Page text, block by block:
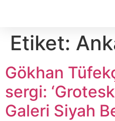
Etiket:
Gökhan
sergi:
Galeri Siyah